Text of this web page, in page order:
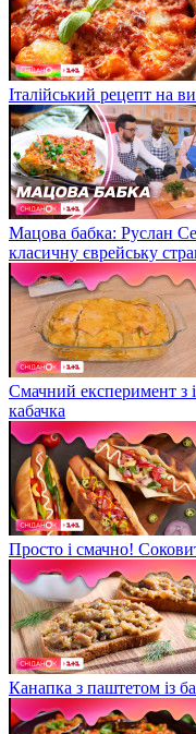
Італійський рецепт на
Мацова бабка: Руслан
класичну єврейську
Смачний експеримент з
кабачка
Просто і смачно!
Канапка з паштетом із